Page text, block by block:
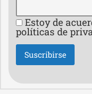
Estoy de
políticas de